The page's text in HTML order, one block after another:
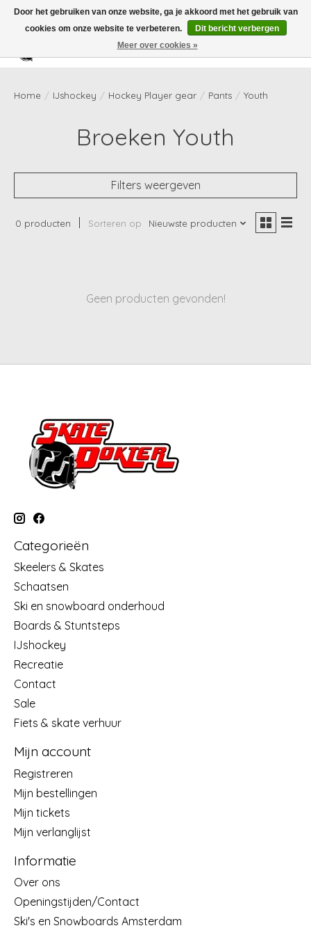
Verlanglijst
Home / IJshockey / Hockey Player gear / Pants / Youth
Broeken Youth
Filters weergeven
0 producten Sorteren op Nieuwste producten
Geen producten gevonden!
Categorieën
Skeelers & Skates
Schaatsen
Ski en snowboard onderhoud
Boards & Stuntsteps
IJshockey
Recreatie
Contact
Sale
Fiets & skate verhuur
Mijn account
Registreren
Mijn bestellingen
Mijn tickets
Mijn verlanglijst
Informatie
Over ons
Openingstijden/Contact
Ski's en Snowboards Amsterdam
Door het gebruiken van onze website, ga je akkoord met het gebruik van
cookies om onze website te verbeteren.
Dit bericht verbergen
Meer over cookies »